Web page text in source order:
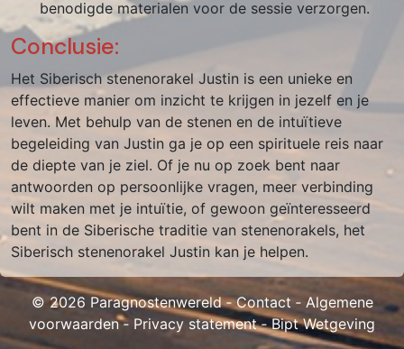
benodigde materialen voor de sessie verzorgen.
Conclusie:
Het Siberisch stenenorakel Justin is een unieke en
effectieve manier om inzicht te krijgen in jezelf en je
leven. Met behulp van de stenen en de intuïtieve
begeleiding van Justin ga je op een spirituele reis naar
de diepte van je ziel. Of je nu op zoek bent naar
antwoorden op persoonlijke vragen, meer verbinding
wilt maken met je intuïtie, of gewoon geïnteresseerd
bent in de Siberische traditie van stenenorakels, het
Siberisch stenenorakel Justin kan je helpen.
© 2026 Paragnostenwereld ‐Contact‐ Algemene
voorwaarden‐ Privacy statement‐Bipt Wetgeving